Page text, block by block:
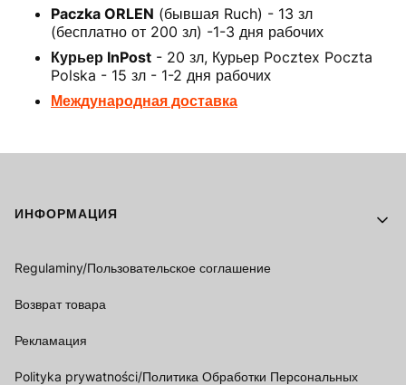
Paczka ORLEN (бывшая Ruch) - 13 зл
(бесплатно от 200 зл) -1-3 дня рабочих
Курьер InPost - 20 зл, Курьер Pocztex Poczta
Polska - 15 зл - 1-2 дня рабочих
Международная доставка
Footer menu
ИНФОРМАЦИЯ
Regulaminy/Пользовательское соглашение
Возврат товара
Рекламация
Polityka prywatności/Политика Обработки Персональных